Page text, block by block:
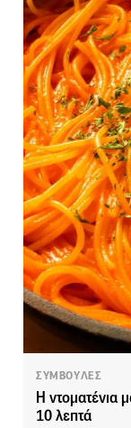
ΣΥΜΒΟΥΛΕΣ
Η ντοματένια
10 λεπτά